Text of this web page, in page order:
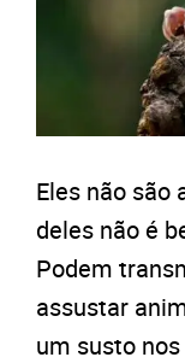
Eles não são
deles não é
Podem
assustar
um susto